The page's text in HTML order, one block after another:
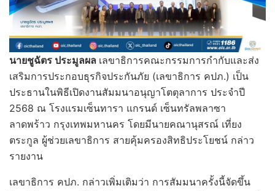
นายชูฉัตร ประมูลผล เลขาธิการคณะกรรมการกำกับและส่ง
เสริมการประกอบธุรกิจประกันภัย (เลขาธิการ คปภ.) เป็น
ประธานในพิธีเปิดงานสัมมนาอนุญาโตตุลาการ ประจำปี
2568 ณ โรงแรมเซ็นทารา แกรนด์ เซ็นทรัลพลาซา
ลาดพร้าว กรุงเทพมหานคร โดยมีนายคณานุสรณ์ เที่ยง
ตระกูล ผู้ช่วยเลขาธิการ สายคุ้มครองสิทธิประโยชน์ กล่าว
รายงาน
เลขาธิการ คปภ. กล่าวเพิ่มเติมว่า การสัมมนาครั้งนี้จัดขึ้น